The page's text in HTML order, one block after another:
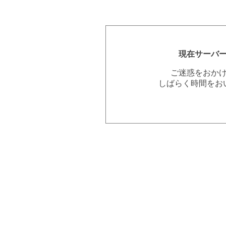
現在サーバ
ご迷惑をおか
しばらく時間を